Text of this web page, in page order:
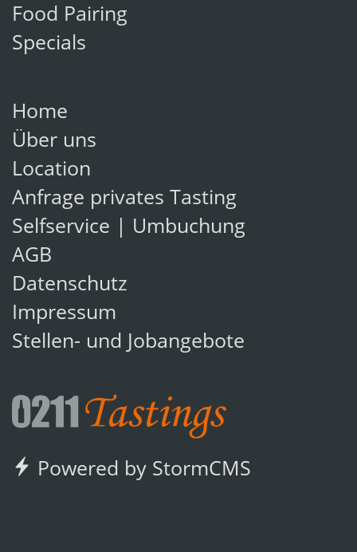
Food Pairing
Specials
Home
Über uns
Location
Anfrage privates Tasting
Selfservice | Umbuchung
AGB
Datenschutz
Impressum
Stellen- und Jobangebote
Powered by StormCMS